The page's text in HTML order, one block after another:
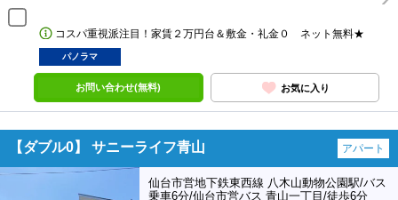
コスパ重視派注目！家賃２万円台＆敷金・礼金０ ネット無料★
パノラマ
お問い合わせ(無料) お気に入り
【ダブル0】 サニーライフ青山 アパート
仙台市営地下鉄東西線 八木山動物公園駅/バス
乗車6分/仙台市営バス 青山一丁目/徒歩6分